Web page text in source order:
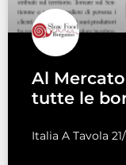
Al
tutte le
Italia A Tavola